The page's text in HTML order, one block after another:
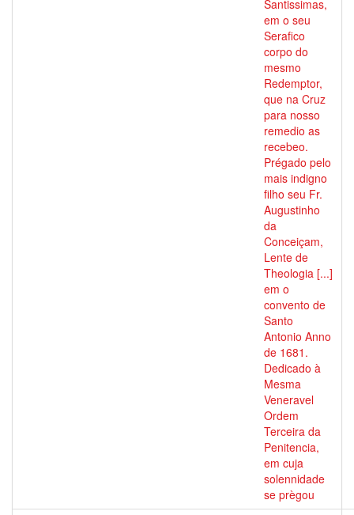
Santissimas,
em o seu
Serafico
corpo do
mesmo
Redemptor,
que na Cruz
para nosso
remedio as
recebeo.
Prégado pelo
mais indigno
filho seu Fr.
Augustinho
da
Conceiçam,
Lente de
Theologia [...]
em o
convento de
Santo
Antonio Anno
de 1681.
Dedicado à
Mesma
Veneravel
Ordem
Terceira da
Penitencia,
em cuja
solennidade
se prègou